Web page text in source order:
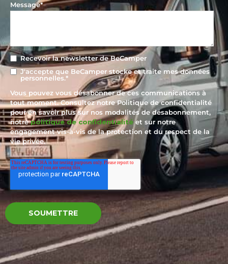
Message*
Recevoir la newsletter de BeCamper
J'accepte que BeCamper stocke et traite mes données
personnelles.*
Vous pouvez vous désabonner de ces communications à
tout moment. Consultez notre Politique de confidentialité
pour en savoir plus sur nos modalités de désabonnement,
notrepolitique de confidentialitéet sur notre
engagement vis-à-vis de la protection et du respect de la
vie privée.